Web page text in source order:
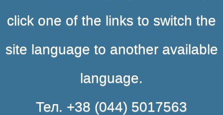
click one of the links to switch the
site language to another available
language.
Тел. +38 (044) 5017563